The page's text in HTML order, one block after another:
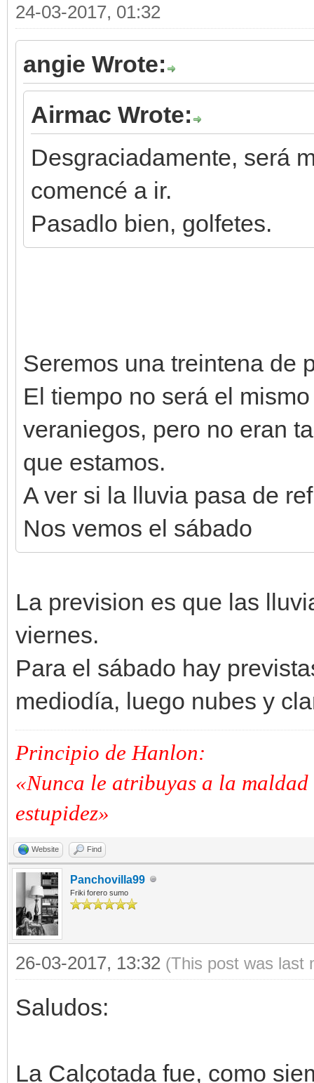
24-03-2017, 01:32
angie Wrote:
Airmac Wrote:
Desgraciadamente, será
comencé a ir.
Pasadlo bien, golfetes.
Seremos una treintena de
El tiempo no será el
veraniegos, pero no eran
que estamos.
A ver si la lluvia pasa de
Nos vemos el sábado
La prevision es que las
viernes.
Para el sábado hay
mediodía, luego nubes y
Principio de Hanlon:
«Nunca le atribuyas a la
estupidez»
Website Find
Panchovilla99
Friki forero sumo
26-03-2017, 13:32 (This post was last
Saludos:
La Calçotada fue, como